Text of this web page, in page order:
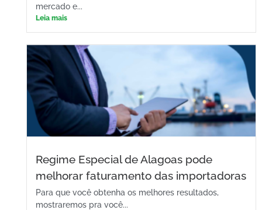
mercado e...
Leia mais
Regime Especial de Alagoas pode
melhorar faturamento das importadoras
Para que você obtenha os melhores resultados,
mostraremos pra você...